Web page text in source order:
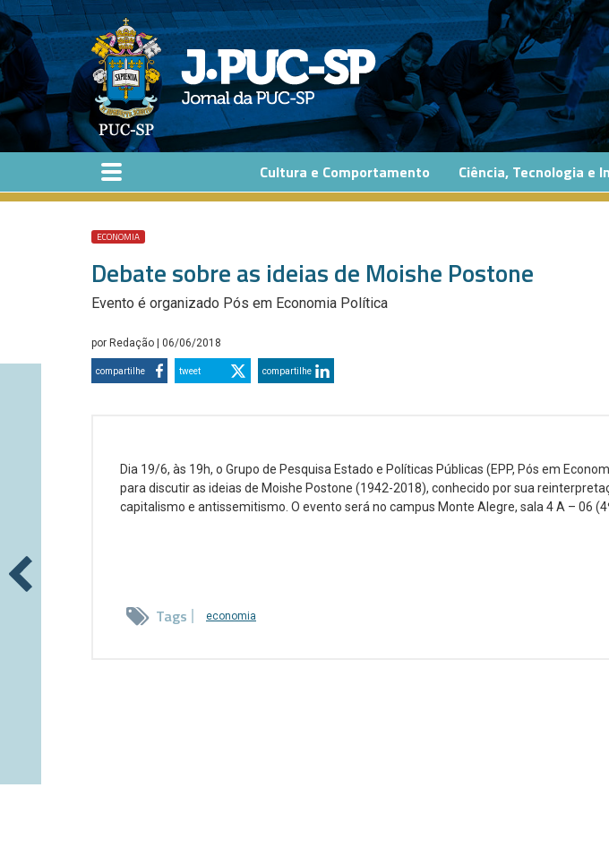
Pular para o conteúdo principal
Cultura e Comportamento Ciência, Tecnologia e
ECONOMIA
Debate sobre as ideias de Moishe Postone
Evento é organizado Pós em Economia Política
por Redação | 06/06/2018
compartilhe tweet compartilhe
Dia 19/6, às 19h, o Grupo de Pesquisa Estado e Políticas Públicas (EPP, Pós em
para discutir as ideias de Moishe Postone (1942-2018), conhecido por sua
capitalismo e antissemitismo. O evento será no campus Monte Alegre, sala 4 A – 06
Tags economia